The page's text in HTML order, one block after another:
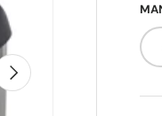
Siguiente